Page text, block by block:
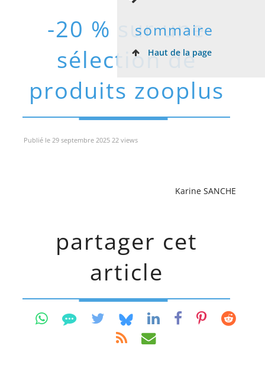
-20 % sur une
sélection de
produits zooplus
sommaire
Haut de la page
Publié le 29 septembre 2025 22 views
Karine SANCHE
partager cet
article